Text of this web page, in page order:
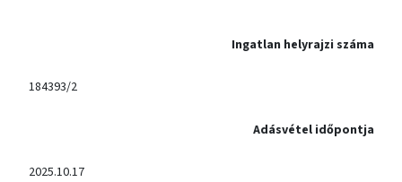
Ingatlan helyrajzi száma
184393/2
Adásvétel időpontja
2025.10.17